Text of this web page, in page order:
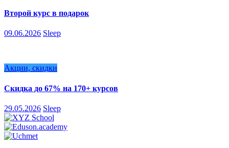
Второй курс в подарок
09.06.2026 Sleep
Акции, скидки
Скидка до 67% на 170+ курсов
29.05.2026 Sleep